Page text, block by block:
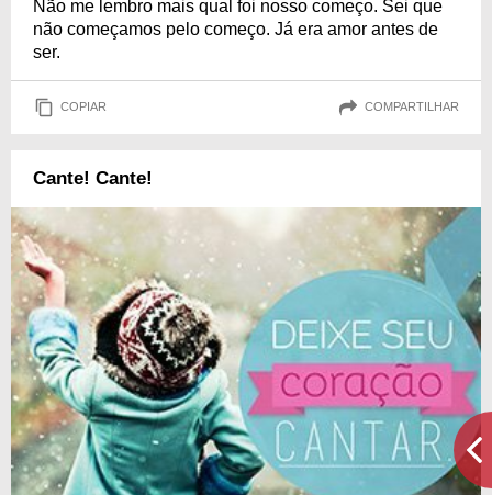
Não me lembro mais qual foi nosso começo. Sei que
não começamos pelo começo. Já era amor antes de
ser.
COPIAR COMPARTILHAR
Cante! Cante!